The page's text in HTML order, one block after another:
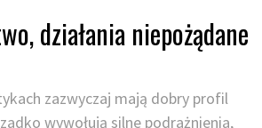
działania niepożądane
zazwyczaj mają dobry profil
wywołują silne podrażnienia,